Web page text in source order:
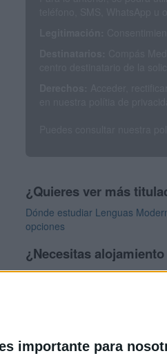
importante para
¿Quieres ver más
Dónde estudiar Lenguas
opciones
¿Necesitas
>> Residencias de estudiantes